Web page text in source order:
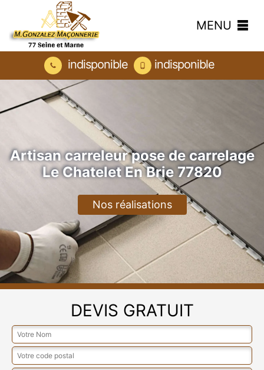
MENU
indisponible indisponible
Artisan carreleur pose de carrelage
Le Chatelet En Brie 77820
Nos réalisations
DEVIS GRATUIT